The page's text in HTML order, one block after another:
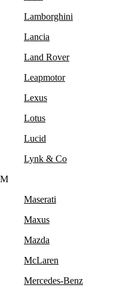
Lamborghini
Lancia
Land Rover
Leapmotor
Lexus
Lotus
Lucid
Lynk & Co
M
Maserati
Maxus
Mazda
McLaren
Mercedes-Benz